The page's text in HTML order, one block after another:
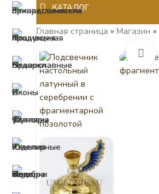
КАТАЛОГ
Главная страница » Магазин »